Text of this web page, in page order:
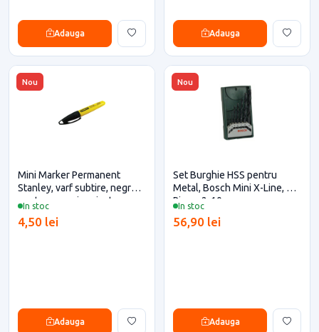
Adauga Adauga
Nou
In stoc
Mini Marker Permanent
Stanley, varf subtire, negru
pentru casa si proiecte
4,50 lei
Adauga
Nou
In stoc
Set Burghie HSS pentru
Metal, Bosch Mini X-Line, 7
Piese, 2-10 mm
56,90 lei
Adauga